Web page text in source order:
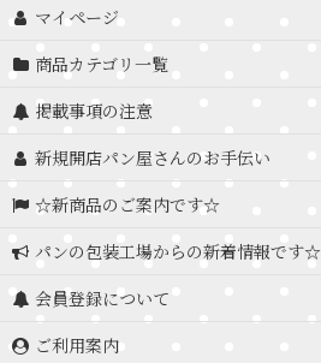
マイページ
商品カテゴリ一覧
掲載事項の注意
新規開店パン屋さんのお手伝い
☆新商品のご案内です☆
パンの包装工場からの新着情報です☆
会員登録について
ご利用案内